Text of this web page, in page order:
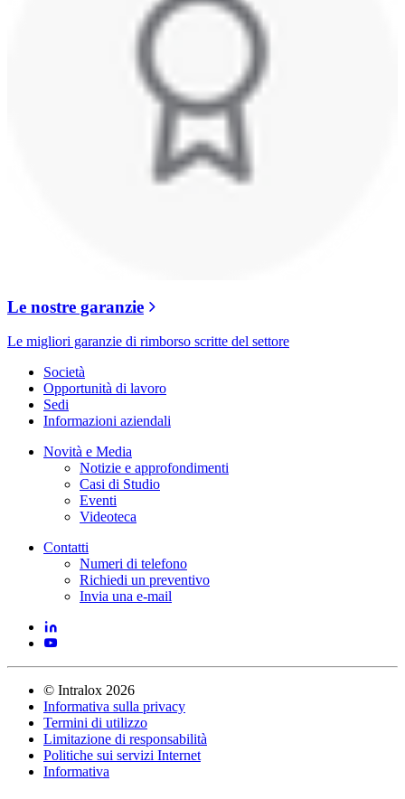
Le nostre garanzie
Le migliori garanzie di rimborso scritte del settore
Società
Opportunità di lavoro
Sedi
Informazioni aziendali
Novità e Media
Notizie e approfondimenti
Casi di Studio
Eventi
Videoteca
Contatti
Numeri di telefono
Richiedi un preventivo
Invia una e-mail
© Intralox 2026
Informativa sulla privacy
Termini di utilizzo
Limitazione di responsabilità
Politiche sui servizi Internet
Informativa